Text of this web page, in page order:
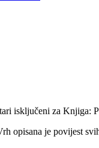
isključeni za Knjiga:
opisana je povijest